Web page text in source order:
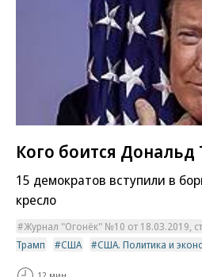
Кого боится Дональд
15 демократов вступили в
кресло
Журнал "Огонёк" №10 от 18.03.2019,
Трамп
США США. Политика и